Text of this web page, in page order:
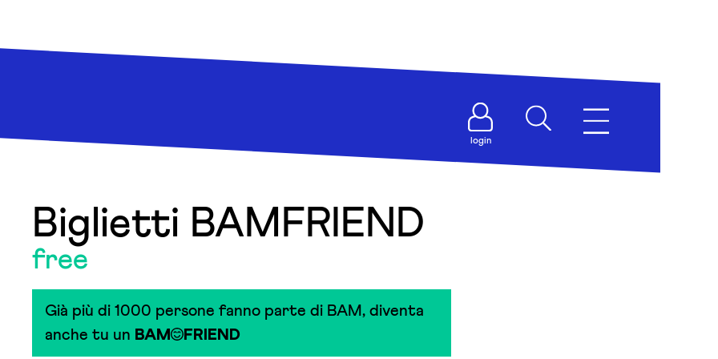
login
Biglietti BAMFRIEND
free
Già più di 1000 persone fanno parte di BAM, diventa
anche tu un BAM FRIEND